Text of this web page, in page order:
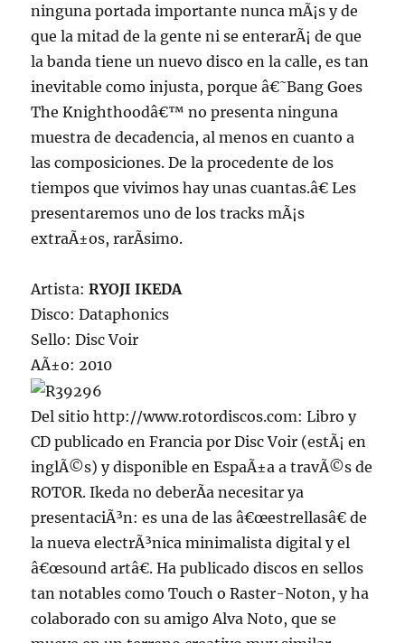
ninguna portada importante nunca mÃ¡s y de
que la mitad de la gente ni se enterarÃ¡ de que
la banda tiene un nuevo disco en la calle, es tan
inevitable como injusta, porque â€˜Bang Goes
The Knighthoodâ€™ no presenta ninguna
muestra de decadencia, al menos en cuanto a
las composiciones. De la procedente de los
tiempos que vivimos hay unas cuantas.â€ Les
presentaremos uno de los tracks mÃ¡s
extraÃ±os, rarÃ­simo.
Artista:RYOJI IKEDA
Disco: Dataphonics
Sello: Disc Voir
AÃ±o: 2010
Del sitio http://www.rotordiscos.com: Libro y
CD publicado en Francia por Disc Voir (estÃ¡ en
inglÃ©s) y disponible en EspaÃ±a a travÃ©s de
ROTOR. Ikeda no deberÃ­a necesitar ya
presentaciÃ³n: es una de las â€œestrellasâ€ de
la nueva electrÃ³nica minimalista digital y el
â€œsound artâ€. Ha publicado discos en sellos
tan notables como Touch o Raster-Noton, y ha
colaborado con su amigo Alva Noto, que se